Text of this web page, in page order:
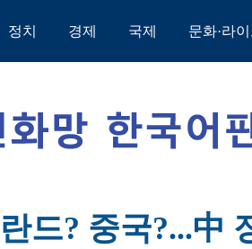
정치 경제 국제 문화·라
드? 중국?...中